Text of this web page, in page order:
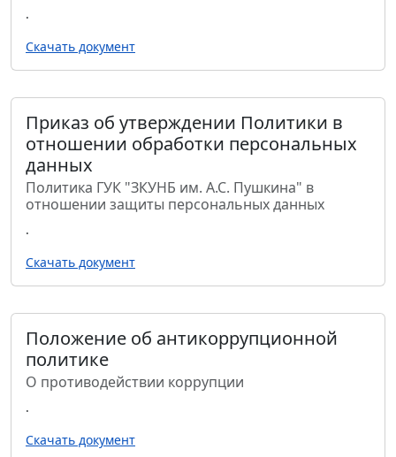
.
Скачать документ
Приказ об утверждении Политики в
отношении обработки персональных
данных
Политика ГУК "ЗКУНБ им. А.С. Пушкина" в
отношении защиты персональных данных
.
Скачать документ
Положение об антикоррупционной
политике
О противодействии коррупции
.
Скачать документ